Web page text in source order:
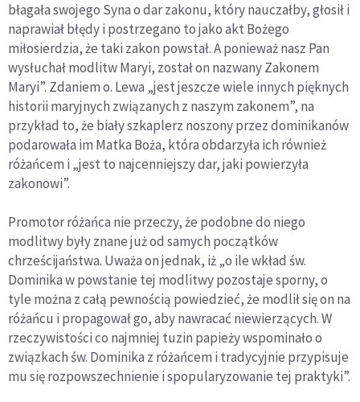
błagała swojego Syna o dar zakonu, który nauczałby, głosił i
naprawiał błędy i postrzegano to jako akt Bożego
miłosierdzia, że taki zakon powstał. A ponieważ nasz Pan
wysłuchał modlitw Maryi, został on nazwany Zakonem
Maryi”. Zdaniem o. Lewa „jest jeszcze wiele innych pięknych
historii maryjnych związanych z naszym zakonem”, na
przykład to, że biały szkaplerz noszony przez dominikanów
podarowała im Matka Boża, która obdarzyła ich również
różańcem i „jest to najcenniejszy dar, jaki powierzyła
zakonowi”.
Promotor różańca nie przeczy, że podobne do niego
modlitwy były znane już od samych początków
chrześcijaństwa. Uważa on jednak, iż „o ile wkład św.
Dominika w powstanie tej modlitwy pozostaje sporny, o
tyle można z całą pewnością powiedzieć, że modlił się on na
różańcu i propagował go, aby nawracać niewierzących. W
rzeczywistości co najmniej tuzin papieży wspominało o
związkach św. Dominika z różańcem i tradycyjnie przypisuje
mu się rozpowszechnienie i spopularyzowanie tej praktyki”.